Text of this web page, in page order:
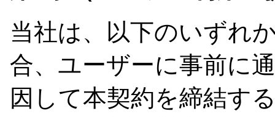
当社は、以下のいずれ
合、ユーザーに事前に
因して本契約を締結す